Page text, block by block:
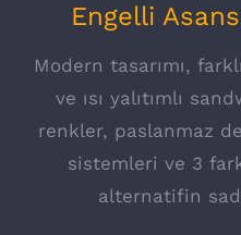
Engelli
Modern tasarımı,
ve ısı yalıtımlı
renkler, paslanmaz
sistemleri ve 3
alternatifin